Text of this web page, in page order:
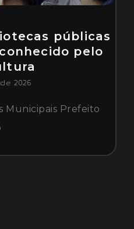
públicas
pelo
2026
Municipais Prefeito